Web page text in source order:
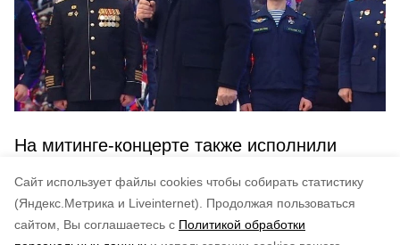
Cайт использует файлы cookies чтобы собирать статистику
(Яндекс.Метрика и Liveinternet).
Продолжая пользоваться
сайтом, Вы соглашаетесь с Политикой обработки
На митинге-концерте также исполнили
Расторгуев и другие артисты.